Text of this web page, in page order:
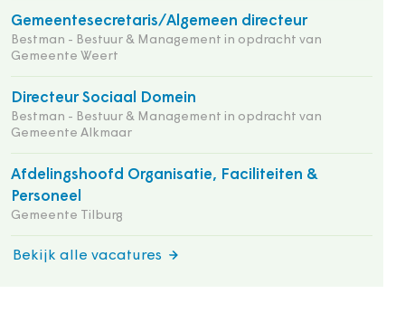
Gemeentesecretaris/Algemeen directeur
Bestman - Bestuur & Management in opdracht van
Gemeente Weert
Directeur Sociaal Domein
Bestman - Bestuur & Management in opdracht van
Gemeente Alkmaar
Afdelingshoofd Organisatie, Faciliteiten &
Personeel
Gemeente Tilburg
Bekijk alle vacatures